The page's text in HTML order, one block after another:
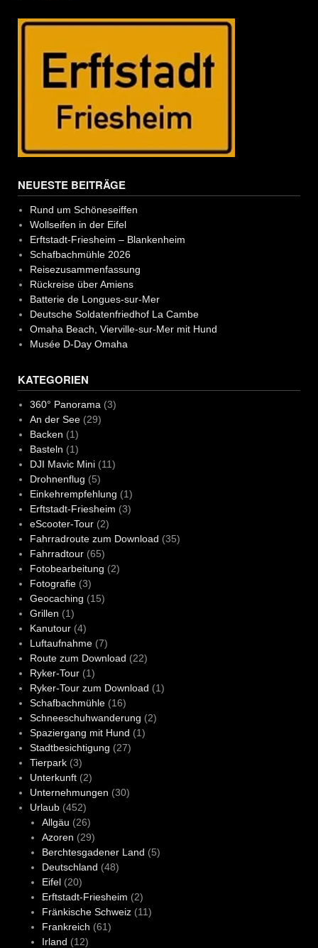
NEUESTE BEITRÄGE
Rund um Schöneseiffen
Wollseifen in der Eifel
Erftstadt-Friesheim – Blankenheim
Schafbachmühle 2026
Reisezusammenfassung
Rückreise über Amiens
Batterie de Longues-sur-Mer
Deutsche Soldatenfriedhof La Cambe
Omaha Beach, Vierville-sur-Mer mit Hund
Musée D-Day Omaha
KATEGORIEN
360° Panorama (3)
An der See(29)
Backen (1)
Basteln (1)
DJI Mavic Mini(11)
Drohnenflug (5)
Einkehrempfehlung (1)
Erftstadt-Friesheim (3)
eScooter-Tour(2)
Fahrradroute zum Download (35)
Fahrradtour(65)
Fotobearbeitung (2)
Fotografie(3)
Geocaching (15)
Grillen (1)
Kanutour(4)
Luftaufnahme(7)
Route zum Download (22)
Ryker-Tour(1)
Ryker-Tour zum Download (1)
Schafbachmühle(16)
Schneeschuhwanderung (2)
Spaziergang mit Hund (1)
Stadtbesichtigung (27)
Tierpark(3)
Unterkunft(2)
Unternehmungen (30)
Urlaub(452)
Allgäu (26)
Azoren (29)
Berchtesgadener Land (5)
Deutschland (48)
Eifel(20)
Erftstadt-Friesheim (2)
Fränkische Schweiz(11)
Frankreich (61)
Irland (12)